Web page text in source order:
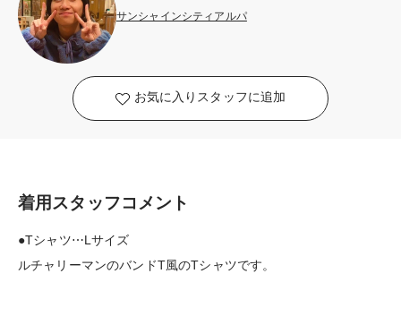
サンシャインシティアルパ
お気に入りスタッフに追加
着用スタッフコメント
●Tシャツ⋯Lサイズ
ルチャリーマンのバンドT風のTシャツです。